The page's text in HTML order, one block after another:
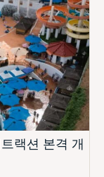
랙션 본격 개